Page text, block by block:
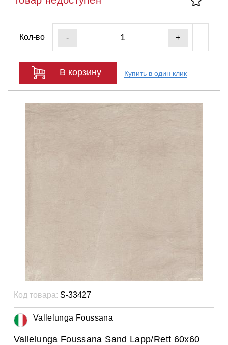
Кол-во - +
В корзину Купить в один клик
Код товара: S-33427
Vallelunga Foussana
Vallelunga Foussana Sand Lapp/Rett 60x60